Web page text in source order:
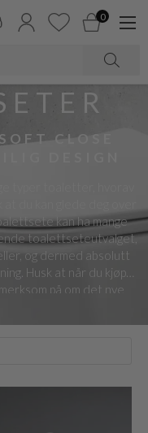
0
CLOSE
DESIGN
typer toaletter, hvorav
du kan glede deg over
kan ha mange
toalettseteutvalget,
og dermed absolutt
Husk at når du kjøper
på om det nye
tanke på form,